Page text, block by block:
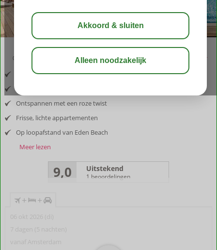
09:50 bewaar
Inclusief vlucht en huurauto
Ontspannen met een roze twist
Frisse, lichte appartementen
Op loopafstand van Eden Beach
Meer lezen
9,0 Uitstekend
1 beoordelingen
+ +
06 okt 2026 (di)
7 dagen (5 nachten)
vanaf Amsterdam